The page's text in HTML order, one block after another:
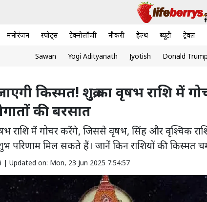
मनोरंजन स्पोर्ट्स टेक्नोलॉजी नौकरी हेल्थ ब्यूटी ट्रेवल
Sawan Yogi Adityanath Jyotish Donald Trump
किस्मत! शुक्र का वृषभ राशि में
की बरसात
राशि में गोचर करेंगे, जिससे वृषभ, सिंह और वृश्चिक
परिणाम मिल सकते हैं। जानें किन राशियों की किस्मत
| Updated on: Mon, 23 Jun 2025 7:54:57